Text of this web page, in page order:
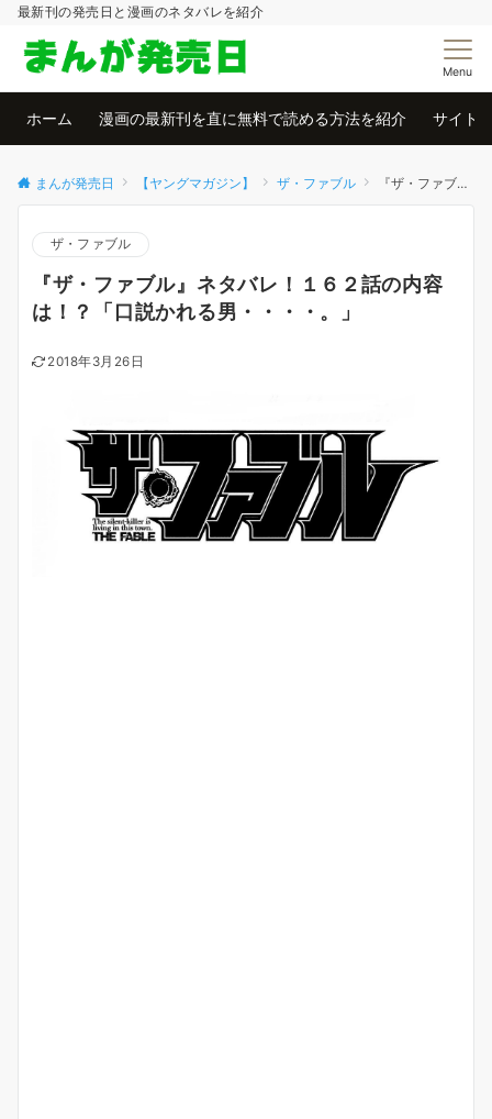
最新刊の発売日と漫画のネタバレを紹介
Menu
ホーム 漫画の最新刊を直に無料で読める方法を紹介 サイト
まんが発売日 【ヤングマガジン】 ザ・ファブル 『ザ・ファブル』ネタバレ！１６２話の内容は！？「口説かれる男・・・・。」
ザ・ファブル
『ザ・ファブル』ネタバレ！１６２話の内容
は！？「口説かれる男・・・・。」
2018年3月26日